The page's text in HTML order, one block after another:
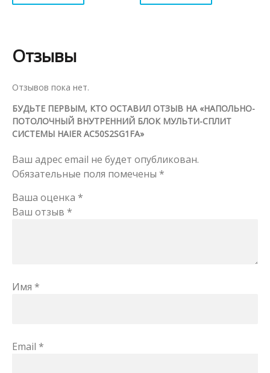
Отзывы
Отзывов пока нет.
БУДЬТЕ ПЕРВЫМ, КТО ОСТАВИЛ ОТЗЫВ НА «НАПОЛЬНО-
ПОТОЛОЧНЫЙ ВНУТРЕННИЙ БЛОК МУЛЬТИ-СПЛИТ
СИСТЕМЫ HAIER AC50S2SG1FA»
Ваш адрес email не будет опубликован.
Обязательные поля помечены *
Ваша оценка *
Ваш отзыв *
Имя *
Email *